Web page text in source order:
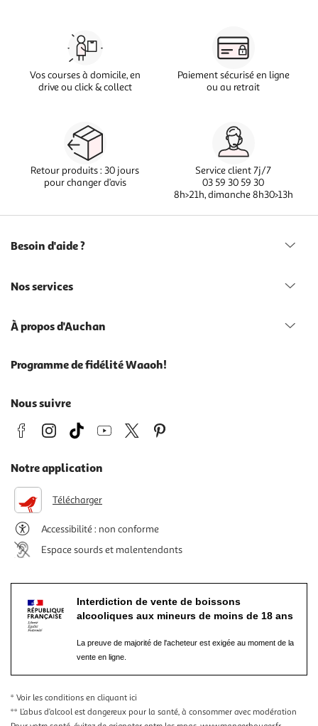
Vos courses à domicile, en
drive ou click & collect
Paiement sécurisé en ligne
ou au retrait
Retour produits : 30 jours
pour changer d’avis
Service client 7j/7
03 59 30 59 30
8h>21h, dimanche 8h30>13h
Besoin d'aide ?
Nos services
À propos d'Auchan
Programme de fidélité Waaoh!
Nous suivre
Notre application
Télécharger
Accessibilité : non conforme
Espace sourds et malentendants
Interdiction de vente de boissons
alcooliques aux mineurs de moins de 18 ans
La preuve de majorité de l'acheteur est exigée au moment de la
vente en ligne.
* Voir les conditions en cliquant ici
** L’abus d’alcool est dangereux pour la santé, à consommer avec modération